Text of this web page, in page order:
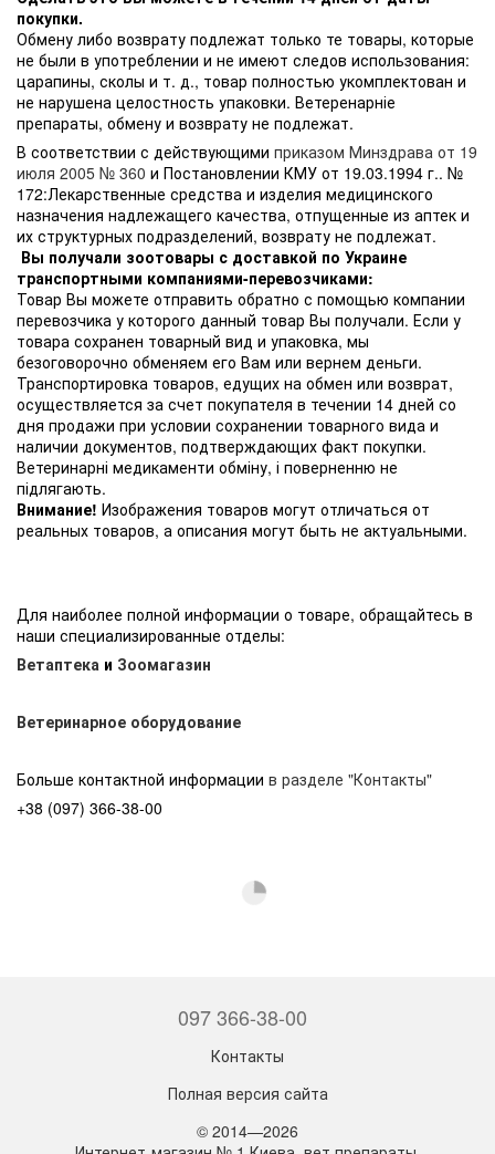
покупки.
Обмену либо возврату подлежат только те товары, которые
не были в употреблении и не имеют следов использования:
царапины, сколы и т. д., товар полностью укомплектован и
не нарушена целостность упаковки. Ветеренарніе
препараты, обмену и возврату не подлежат.
В соответствии с действующими приказом Минздрава от 19
июля 2005 № 360 и Постановлении КМУ от 19.03.1994 г.. №
172:Лекарственные средства и изделия медицинского
назначения надлежащего качества, отпущенные из аптек и
их структурных подразделений, возврату не подлежат.
Вы получали зоотовары с доставкой по Украине
транспортными компаниями-перевозчиками:
Товар Вы можете отправить обратно с помощью компании
перевозчика у которого данный товар Вы получали. Если у
товара сохранен товарный вид и упаковка, мы
безоговорочно обменяем его Вам или вернем деньги.
Транспортировка товаров, едущих на обмен или возврат,
осуществляется за счет покупателя в течении 14 дней со
дня продажи при условии сохранении товарного вида и
наличии документов, подтверждающих факт покупки.
Ветеринарні медикаменти обміну, і поверненню не
підлягають.
Внимание! Изображения товаров могут отличаться от
реальных товаров, а описания могут быть не актуальными.
Для наиболее полной информации о товаре, обращайтесь в
наши специализированные отделы:
Ветаптека и Зоомагазин
Ветеринарное оборудование
Больше контактной информации в разделе "Контакты"
+38 (097) 366-38-00
097 366-38-00
Контакты
Полная версия сайта
© 2014—2026